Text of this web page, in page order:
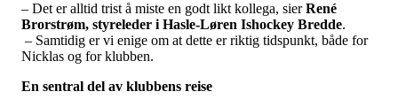
– Det er alltid trist å miste en godt likt kollega, sierRené
Brorstrøm, styreleder i Hasle-Løren Ishockey Bredde.
– Samtidig er vi enige om at dette er riktig tidspunkt, både for
Nicklas og for klubben.
En sentral del av klubbens reise